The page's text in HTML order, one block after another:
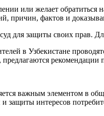
или желает обратиться
причин, фактов и
для защиты своих прав.
в Узбекистане
рекомендации
важным элементом в
защиты интересов